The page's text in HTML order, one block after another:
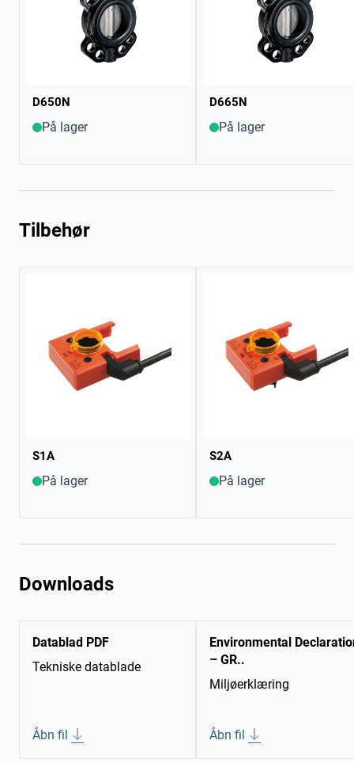
D650N
På lager
D665N
På lager
Tilbehør
S1A
På lager
S2A
På lager
Downloads
Datablad PDF
Tekniske datablade
Åbn fil
Environmental
– GR..
Miljøerklæring
Åbn fil